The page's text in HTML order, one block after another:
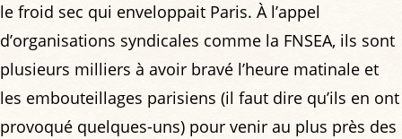
le froid sec qui enveloppait Paris. À l’appel
d’organisations syndicales comme la FNSEA, ils sont
plusieurs milliers à avoir bravé l’heure matinale et
les embouteillages parisiens (il faut dire qu’ils en ont
provoqué quelques-uns) pour venir au plus près des